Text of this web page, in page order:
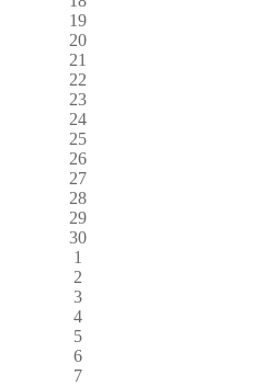
19
20
21
22
23
24
25
26
27
28
29
30
1
2
3
4
5
6
7